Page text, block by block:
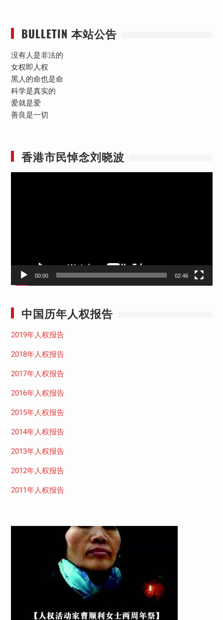
BULLETIN 本站公告
没有人是非法的
女权即人权
黑人的命也是命
科学是真实的
爱就是爱
善良是一切
香港市民悼念刘晓波
00:00 02:46
中国历年人权报告
2019年人权报告
2018年人权报告
2017年人权报告
2016年人权报告
2015年人权报告
2014年人权报告
2013年人权报告
2012年人权报告
2011年人权报告